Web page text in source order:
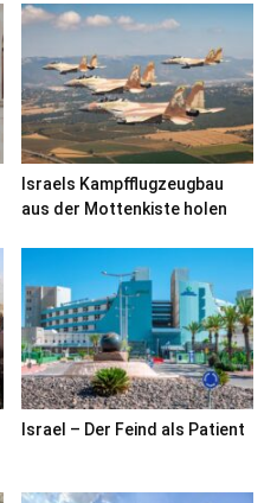
Israels Kampfflugzeugbau
aus der Mottenkiste holen
Israel – Der Feind als Patient